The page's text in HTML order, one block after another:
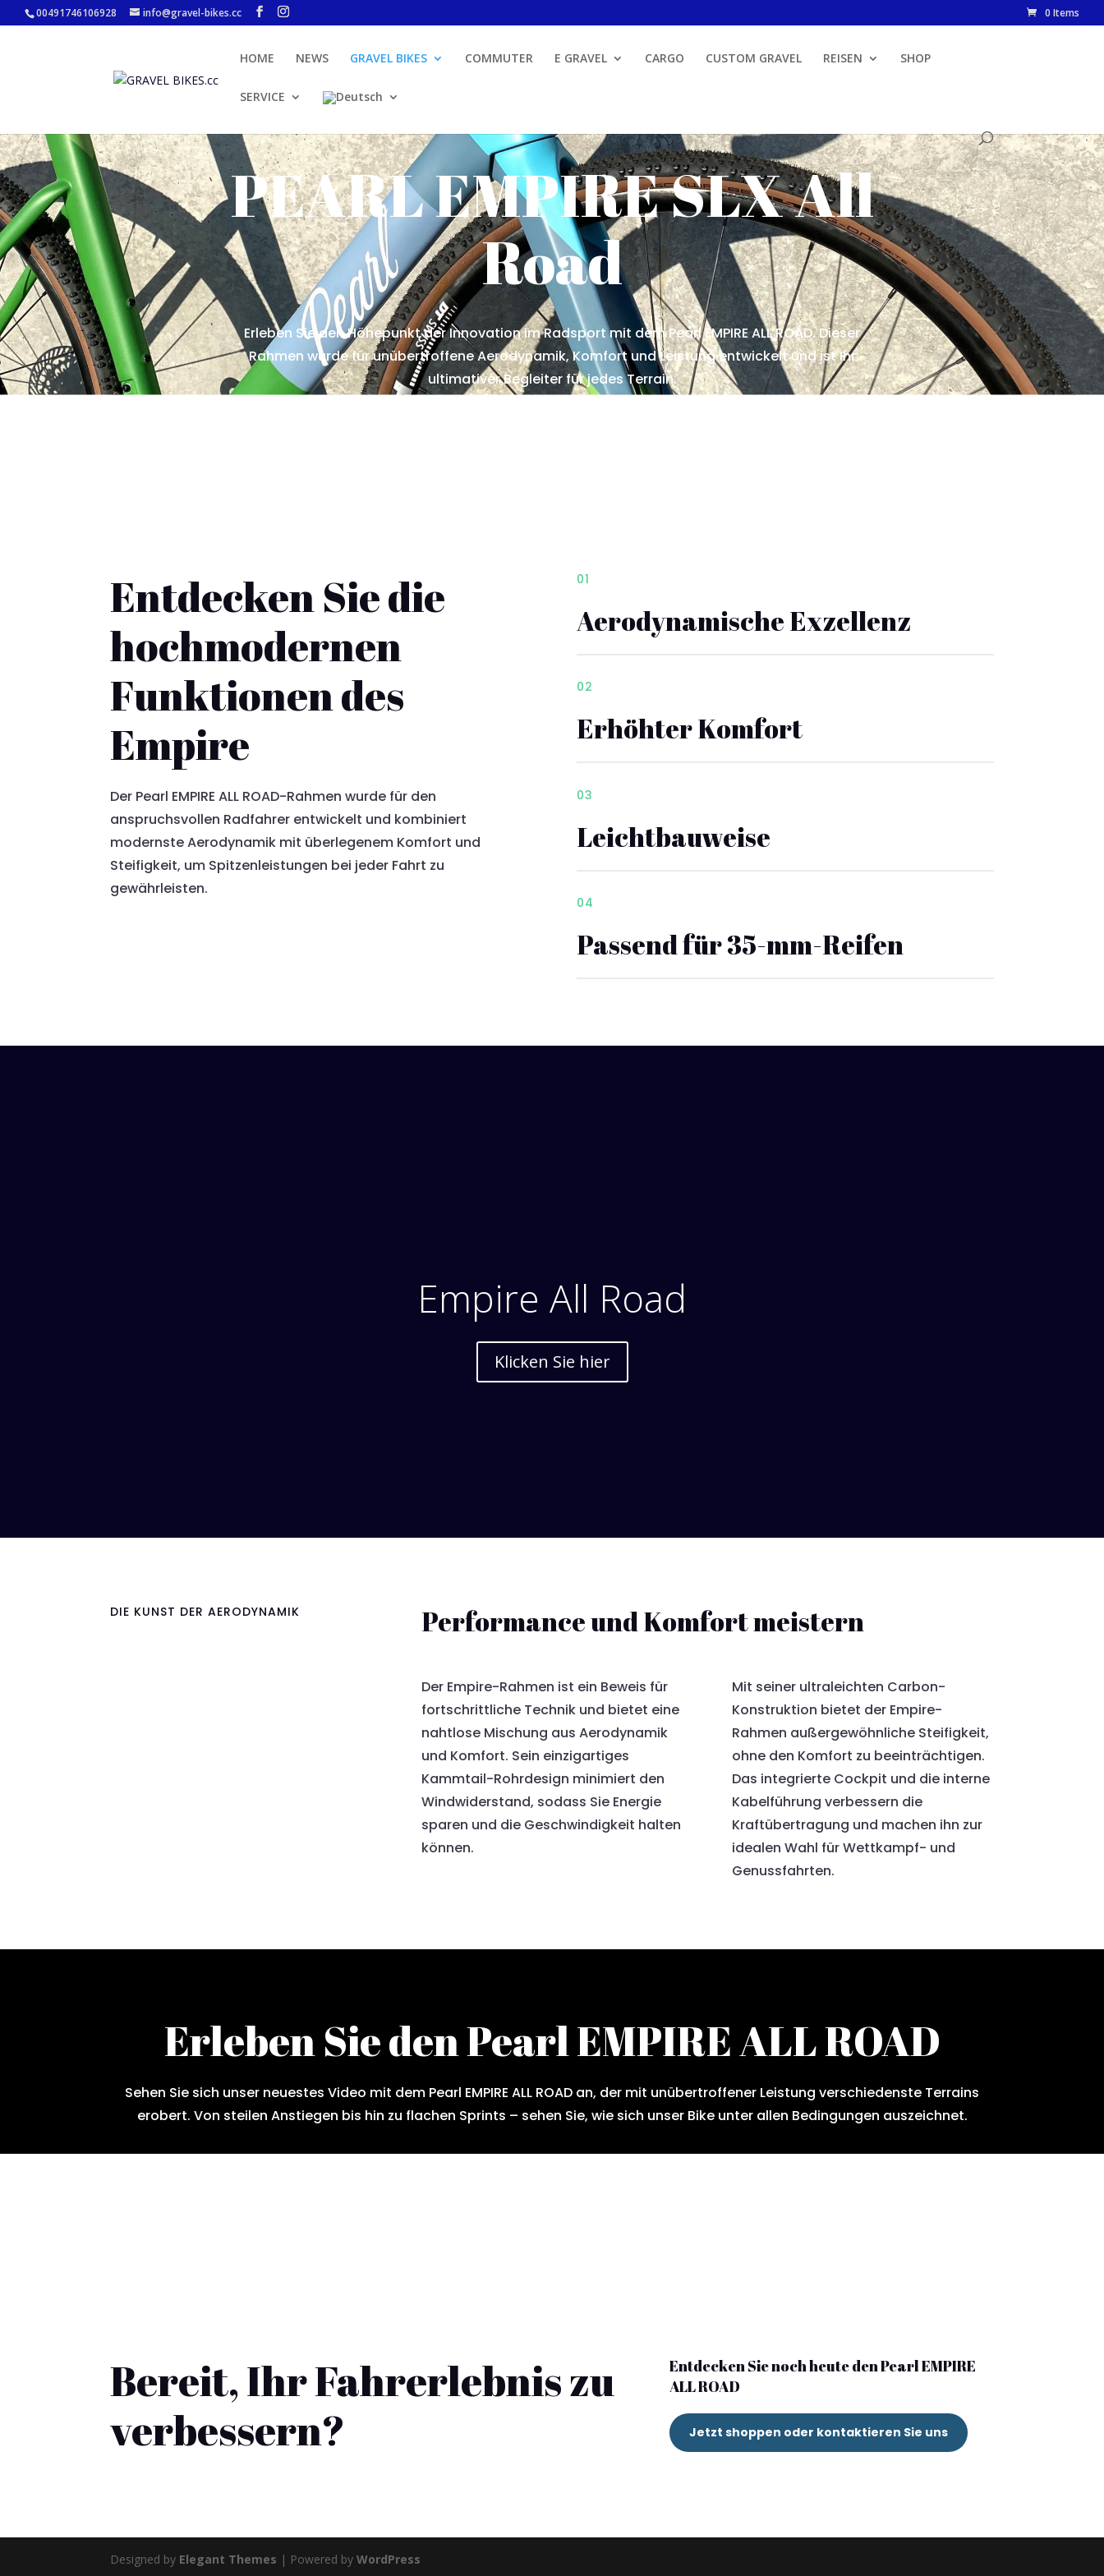
00491746106928 info@gravel-bikes.cc 0 Items
HOME NEWS GRAVEL BIKES COMMUTER E GRAVEL CARGO CUSTOM GRAVEL REISEN SHOP
SERVICE
PEARL EMPIRE SLX All
Road
Erleben Sie den Höhepunkt der Innovation im Radsport mit dem Pearl EMPIRE ALL ROAD. Dieser
Rahmen wurde für unübertroffene Aerodynamik, Komfort und Leistung entwickelt und ist Ihr
ultimativer Begleiter für jedes Terrain.
Entdecken Sie die
hochmodernen
Funktionen des
Empire
Der Pearl EMPIRE ALL ROAD-Rahmen wurde für den
anspruchsvollen Radfahrer entwickelt und kombiniert
modernste Aerodynamik mit überlegenem Komfort und
Steifigkeit, um Spitzenleistungen bei jeder Fahrt zu
gewährleisten.
01
Aerodynamische Exzellenz
02
Erhöhter Komfort
03
Leichtbauweise
04
Passend für 35-mm-Reifen
Empire All Road
Klicken Sie hier
DIE KUNST DER AERODYNAMIK Performance und Komfort meistern
Der Empire-Rahmen ist ein Beweis für
fortschrittliche Technik und bietet eine
nahtlose Mischung aus Aerodynamik
und Komfort. Sein einzigartiges
Kammtail-Rohrdesign minimiert den
Windwiderstand, sodass Sie Energie
sparen und die Geschwindigkeit halten
können.
Mit seiner ultraleichten Carbon-
Konstruktion bietet der Empire-
Rahmen außergewöhnliche Steifigkeit,
ohne den Komfort zu beeinträchtigen.
Das integrierte Cockpit und die interne
Kabelführung verbessern die
Kraftübertragung und machen ihn zur
idealen Wahl für Wettkampf- und
Genussfahrten.
Erleben Sie den Pearl EMPIRE ALL ROAD
Sehen Sie sich unser neuestes Video mit dem Pearl EMPIRE ALL ROAD an, der mit unübertroffener Leistung verschiedenste Terrains
erobert. Von steilen Anstiegen bis hin zu flachen Sprints – sehen Sie, wie sich unser Bike unter allen Bedingungen auszeichnet.
Bereit, Ihr Fahrerlebnis zu
verbessern?
Entdecken Sie noch heute den Pearl EMPIRE
ALL ROAD
Jetzt shoppen oder kontaktieren Sie uns
Designed by Elegant Themes | Powered byWordPress